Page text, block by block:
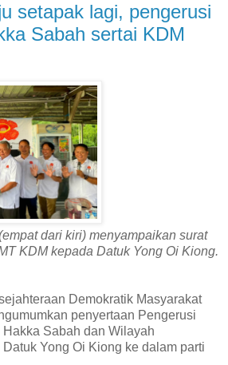
setapak lagi, pengerusi
Sabah sertai KDM
dari kiri) menyampaikan surat
KDM kepada Datuk Yong Oi Kiong.
Demokratik Masyarakat
penyertaan Pengerusi
Sabah dan Wilayah
Yong Oi Kiong ke dalam parti